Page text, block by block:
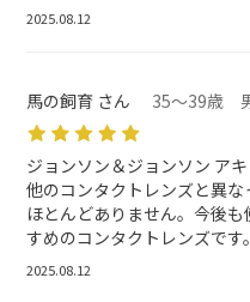
2025.08.12
馬の飼育 さん 35～39歳
ジョンソン＆ジョンソン ア
他のコンタクトレンズと異
ほとんどありません。今後
すめのコンタクトレンズです。
2025.08.12